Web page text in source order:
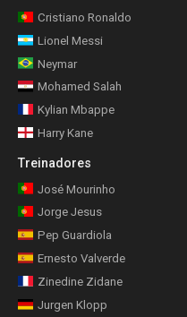
Cristiano Ronaldo
Lionel Messi
Neymar
Mohamed Salah
Kylian Mbappe
Harry Kane
Treinadores
José Mourinho
Jorge Jesus
Pep Guardiola
Ernesto Valverde
Zinedine Zidane
Jurgen Klopp